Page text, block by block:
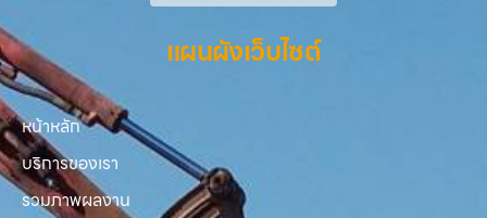
แผนผังเว็บไซต์
หน้าหลัก
บริการของเรา
รวมภาพผลงาน